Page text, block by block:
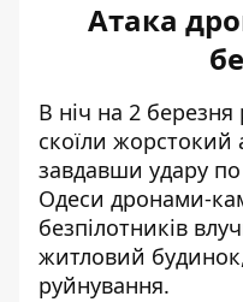
Атака
В ніч на 2 березня
скоїли жорстокий
завдавши удару
Одеси дронами-
безпілотників
житловий
руйнування.